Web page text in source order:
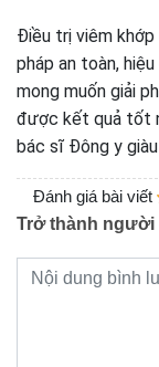
Điều trị viêm
pháp an toàn,
mong muốn giải
được kết quả tốt
bác sĩ Đông y giàu
Đánh giá bài viết
Trở thành người